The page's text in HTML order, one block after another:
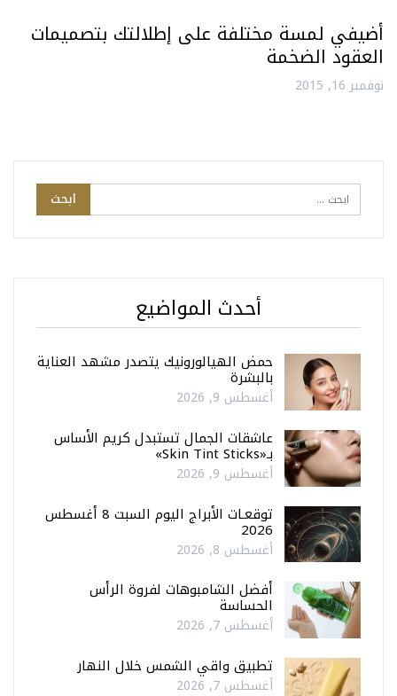
أضيفي لمسة مختلفة على إطلالتك بتصميمات
العقود الضخمة
نوفمبر 16, 2015
أحدث المواضيع
حمض الهيالورونيك يتصدر مشهد العناية
بالبشرة
أغسطس 9, 2026
عاشقات الجمال تستبدل كريم الأساس
بـ«Skin Tint Sticks»
أغسطس 9, 2026
توقعـات الأبراج اليوم السبت 8 أغسطس
2026
أغسطس 8, 2026
أفضل الشامبوهات لفروة الرأس
الحساسة
أغسطس 7, 2026
تطبيق واقي الشمس خلال النهار
أغسطس 7, 2026